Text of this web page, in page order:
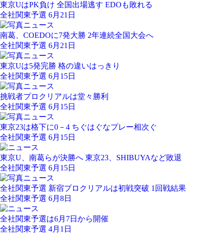
東京UはPK負け 全国出場逃す EDOも敗れる
全社関東予選 6月21日
南葛、COEDOに7発大勝 2年連続全国大会へ
全社関東予選 6月21日
東京Uは5発完勝 格の違いはっきり
全社関東予選 6月15日
挑戦者プロクリアルは堂々勝利
全社関東予選 6月15日
東京23は格下に0－4 ちぐはぐなプレー相次ぐ
全社関東予選 6月15日
東京U、南葛らが決勝へ 東京23、SHIBUYAなど敗退
全社関東予選 6月15日
全社関東予選 新宿プロクリアルは初戦突破 1回戦結果
全社関東予選 6月8日
全社関東予選は6月7日から開催
全社関東予選 4月1日